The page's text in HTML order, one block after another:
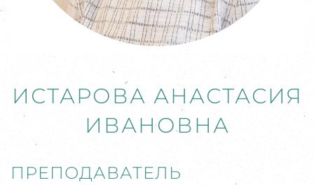
ИСТАРОВА АНАСТАСИЯ
ИВАНОВНА
ПРЕПОДАВАТЕЛЬ